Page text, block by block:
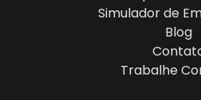
Simulador de
Blog
Trabalhe